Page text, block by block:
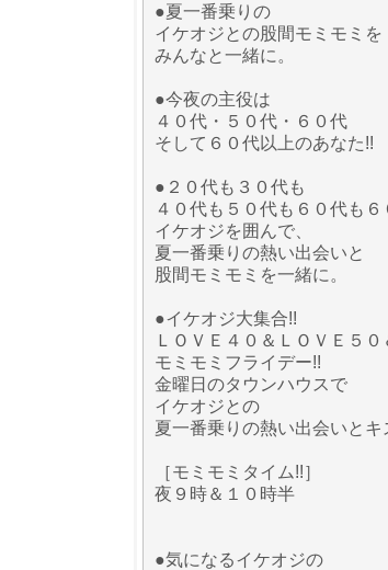
●夏一番乗りの
イケオジとの股間モミモミを
みんなと一緒に。
●今夜の主役は
４０代・５０代・６０代
そして６０代以上のあなた!!
●２０代も３０代も
４０代も５０代も６０代も６
イケオジを囲んで、
夏一番乗りの熱い出会いと
股間モミモミを一緒に。
●イケオジ大集合!!
ＬＯＶＥ４０＆ＬＯＶＥ５０
モミモミフライデー!!
金曜日のタウンハウスで
イケオジとの
夏一番乗りの熱い出会いとキ
［モミモミタイム!!］
夜９時＆１０時半
●気になるイケオジの